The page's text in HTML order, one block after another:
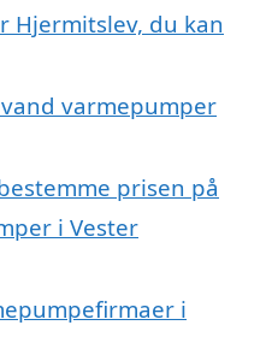
Hjermitslev, du kan
varmepumper
prisen på
i Vester
i